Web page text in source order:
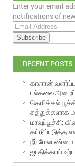
EMAIL
Enter your email
notifications of
E
m
a
i
RECENT POSTS
காளான்
பல்கலை
கெமிக்கல்
சத்துக்களாக
மாவுப்பூச்சி:
கட்டுப்படுத்த
நீர் மேலாண்மை
ஜாதிக்காய்